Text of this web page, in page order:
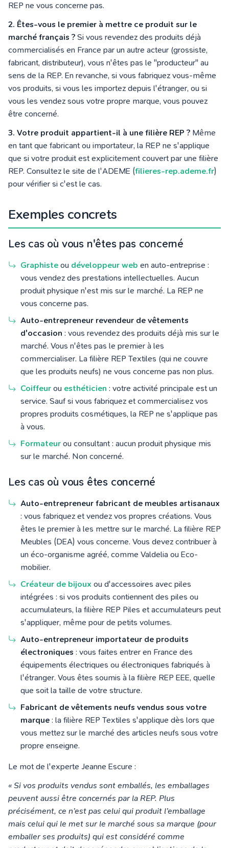
REP ne vous concerne pas.
2. Êtes-vous le premier à mettre ce produit sur le
marché français ? Si vous revendez des produits déjà
commercialisés en France par un autre acteur (grossiste,
fabricant, distributeur), vous n'êtes pas le "producteur" au
sens de la REP. En revanche, si vous fabriquez vous-même
vos produits, si vous les importez depuis l'étranger, ou si
vous les vendez sous votre propre marque, vous pouvez
être concerné.
3. Votre produit appartient-il à une filière REP ? Même
en tant que fabricant ou importateur, la REP ne s'applique
que si votre produit est explicitement couvert par une filière
REP. Consultez le site de l'ADEME (filieres-rep.ademe.fr)
pour vérifier si c'est le cas.
Exemples concrets
Les cas où vous n'êtes pas concerné
Graphiste ou développeur web en auto-entreprise :
vous vendez des prestations intellectuelles. Aucun
produit physique n'est mis sur le marché. La REP ne
vous concerne pas.
Auto-entrepreneur revendeur de vêtements
d'occasion : vous revendez des produits déjà mis sur le
marché. Vous n'êtes pas le premier à les
commercialiser. La filière REP Textiles (qui ne couvre
que les produits neufs) ne vous concerne pas non plus.
Coiffeur ou esthéticien : votre activité principale est un
service. Sauf si vous fabriquez et commercialisez vos
propres produits cosmétiques, la REP ne s'applique pas
à vous.
Formateur ou consultant : aucun produit physique mis
sur le marché. Non concerné.
Les cas où vous êtes concerné
Auto-entrepreneur fabricant de meubles artisanaux
: vous fabriquez et vendez vos propres créations. Vous
êtes le premier à les mettre sur le marché. La filière REP
Meubles (DEA) vous concerne. Vous devez contribuer à
un éco-organisme agréé, comme Valdelia ou Eco-
mobilier.
Créateur de bijoux ou d'accessoires avec piles
intégrées : si vos produits contiennent des piles ou
accumulateurs, la filière REP Piles et accumulateurs peut
s'appliquer, même pour de petits volumes.
Auto-entrepreneur importateur de produits
électroniques : vous faites entrer en France des
équipements électriques ou électroniques fabriqués à
l'étranger. Vous êtes soumis à la filière REP EEE, quelle
que soit la taille de votre structure.
Fabricant de vêtements neufs vendus sous votre
marque : la filière REP Textiles s'applique dès lors que
vous mettez sur le marché des articles neufs sous votre
propre enseigne.
Le mot de l'experte Jeanne Escure :
« Si vos produits vendus sont emballés, les emballages
peuvent aussi être concernés par la REP. Plus
précisément, ce n’est pas celui qui produit l’emballage
mais celui qui le met sur le marché sous sa marque (pour
emballer ses produits) qui est considéré comme